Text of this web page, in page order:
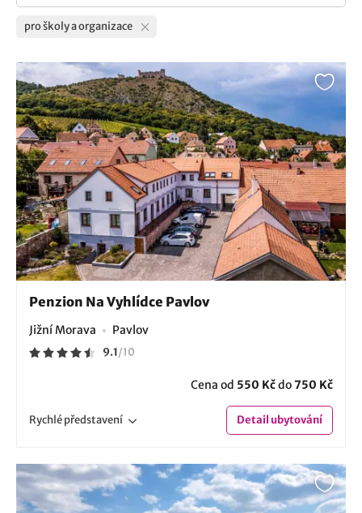
pro školy a organizace
Penzion Na Vyhlídce Pavlov
Jižní Morava Pavlov
9.1/10
Cena od 550 Kčdo750 Kč
Rychlépředstavení Detailubytování